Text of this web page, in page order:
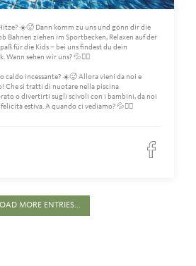
☀️🥵 Dann komm zu uns und gönn dir die
Bahnen ziehen im Sportbecken, Relaxen auf der
für die Kids – bei uns findest du dein
Wann sehen wir uns? 💦🏊‍♂️
caldo incessante? ☀️🥵 Allora vieni da noi e
Che si tratti di nuotare nella piscina
o divertirti sugli scivoli con i bambini, da noi
estiva. A quando ci vediamo? 💦🏊‍♂️
MORE ENTRIES...